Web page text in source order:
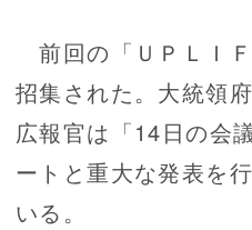
前回の「ＵＰＬＩ
招集された。大統領
広報官は「14日の会
ートと重大な発表を
いる。